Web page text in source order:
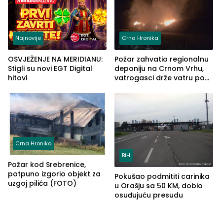
Najnovije
OSVJEŽENJE NA MERIDIANU:
Stigli su novi EGT Digital
hitovi
Crna Hronika
Požar zahvatio regionalnu
deponiju na Crnom Vrhu,
vatrogasci drže vatru pod
Crna Hronika
Požar kod Srebrenice,
potpuno izgorio objekt za
uzgoj pilića (FOTO)
BiH
Pokušao podmititi carinika
u Orašju sa 50 KM, dobio
osuđujuću presudu